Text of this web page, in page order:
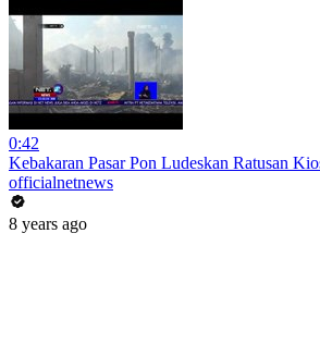
0:42
Kebakaran Pasar Pon Ludeskan Ratusan
officialnetnews
8 years ago